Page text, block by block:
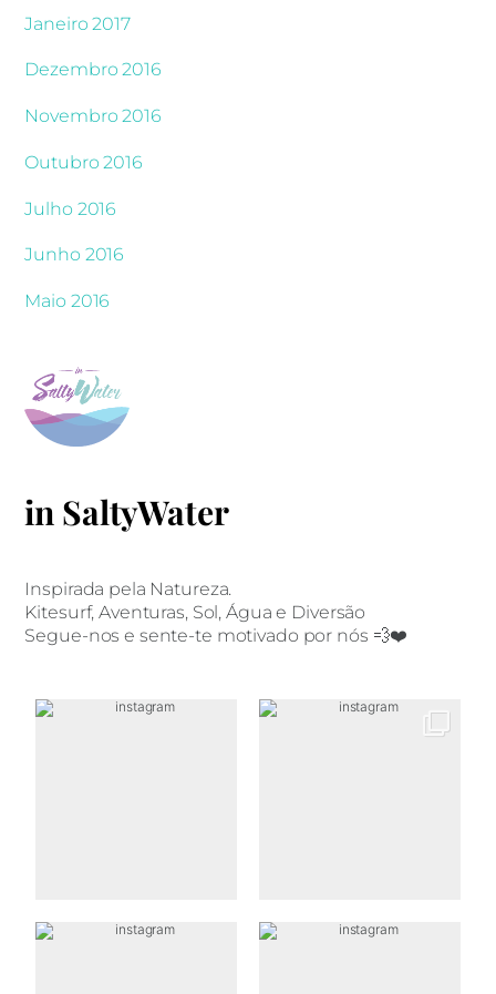
Janeiro 2017
Dezembro 2016
Novembro 2016
Outubro 2016
Julho 2016
Junho 2016
Maio 2016
in SaltyWater
Inspirada pela Natureza.
Kitesurf, Aventuras, Sol, Água e Diversão
Segue-nos e sente-te motivado por nós 💨❤️